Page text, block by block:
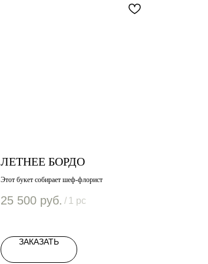
ЛЕТНЕЕ БОРДО
Этот букет собирает шеф-флорист
25 500 руб. / 1 pc
ЗАКАЗАТЬ